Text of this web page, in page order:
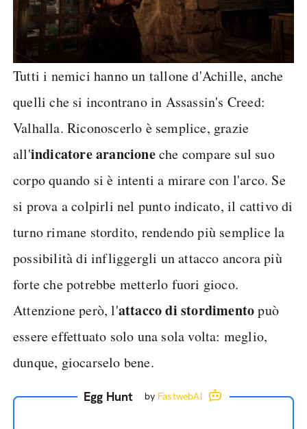
Tutti i nemici hanno un tallone d'Achille, anche
quelli che si incontrano in Assassin's Creed:
Valhalla. Riconoscerlo è semplice, grazie
all'indicatore arancioneche compare sul suo
corpo quando si è intenti a mirare con l'arco. Se
si prova a colpirli nel punto indicato, il cattivo di
turno rimane stordito, rendendo più semplice la
possibilità di infliggergli un attacco ancora più
forte che potrebbe metterlo fuori gioco.
Attenzione però, l'attacco di stordimentopuò
essere effettuato solo una sola volta: meglio,
dunque, giocarselo bene.
Egg Hunt by FastwebAI